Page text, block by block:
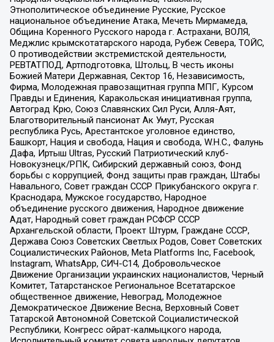
Этнополитическое объединение Русские, Русское
национальное объединение Атака, Мечеть Мирмамеда,
Община Коренного Русского народа г. Астрахани, ВОЛЯ,
Меджлис крымскотатарского народа, Рубеж Севера, ТОЙС,
О противодействии экстремистской деятельности,
РЕВТАТПОД, Артподготовка, Штольц, В честь иконы
Божией Матери Державная, Сектор 16, Независимость,
Фирма, Молодежная правозащитная группа МПГ, Курсом
Правды и Единения, Каракольская инициативная группа,
Автоград Крю, Союз Славянских Сил Руси, Алля-Аят,
Благотворительный пансионат Ак Умут, Русская
республика Русь, Арестантское уголовное единство,
Башкорт, Нация и свобода, Нация и свобода, W.H.С., Фалунь
Дафа, Иртыш Ultras, Русский Патриотический клуб-
Новокузнецк/РПК, Сибирский державный союз, Фонд
борьбы с коррупцией, Фонд защиты прав граждан, Штабы
Навального, Совет граждан СССР Прикубанского округа г.
Краснодара, Мужское государство, Народное
объединение русского движения, Народное движение
Адат, Народный совет граждан РСФСР СССР
Архангельской области, Проект Штурм, Граждане СССР,
Держава Союз Советских Светлых Родов, Совет Советских
Социалистических Районов, Meta Platforms Inc, Facebook,
Instagram, WhatsApp, СИЧ-С14, Добровольческое
Движение Организации украинских националистов, Черный
Комитет, Татарстанское Региональное Всетатарское
общественное движение, Невоград, Молодежное
Демократическое Движение Весна, Верховный Совет
Татарской Автономной Советской Социалистической
Республики, Конгресс ойрат-калмыцкого народа,